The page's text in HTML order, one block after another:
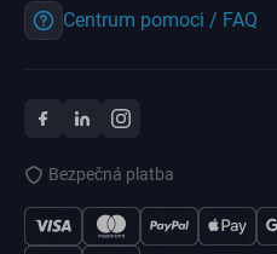
Centrum pomoci / FAQ
Bezpečná platba